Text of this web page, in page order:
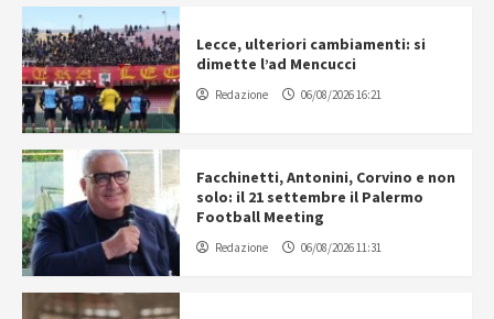
Lecce, ulteriori cambiamenti: si
dimette l’ad Mencucci
Redazione 06/08/2026 16:21
Facchinetti, Antonini, Corvino e non
solo: il 21 settembre il Palermo
Football Meeting
Redazione 06/08/2026 11:31